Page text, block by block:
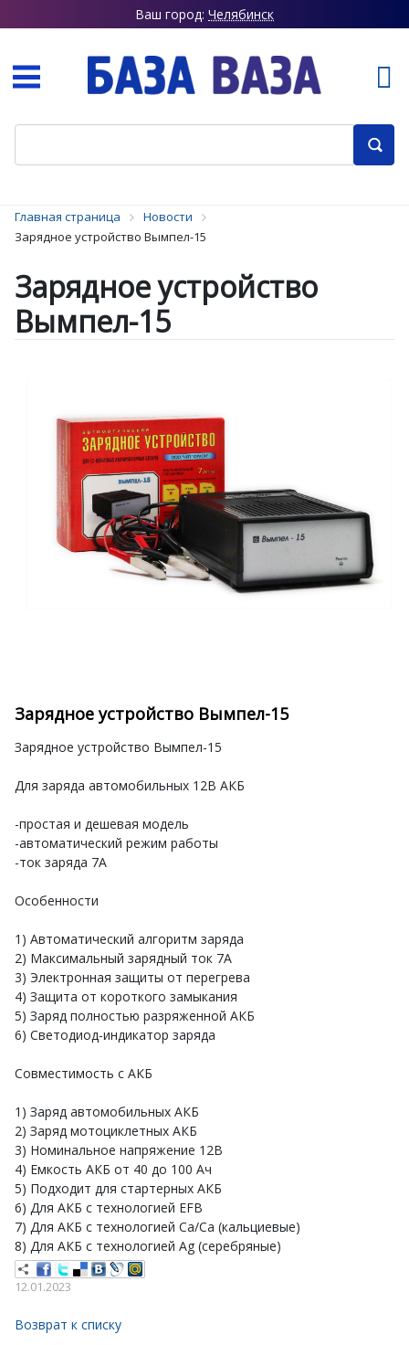
Ваш город: Челябинск
Главная страница
Новости
Зарядное устройство Вымпел-15
Зарядное устройство
Вымпел-15
Зарядное устройство Вымпел-15
Зарядное устройство Вымпел-15
Для заряда автомобильных 12В АКБ
-простая и дешевая модель
-автоматический режим работы
-ток заряда 7А
Особенности
1) Автоматический алгоритм заряда
2) Максимальный зарядный ток 7А
3) Электронная защиты от перегрева
4) Защита от короткого замыкания
5) Заряд полностью разряженной АКБ
6) Светодиод-индикатор заряда
Совместимость с АКБ
1) Заряд автомобильных АКБ
2) Заряд мотоциклетных АКБ
3) Номинальное напряжение 12В
4) Емкость АКБ от 40 до 100 Ач
5) Подходит для стартерных АКБ
6) Для АКБ с технологией EFB
7) Для АКБ с технологией Сa/Ca (кальциевые)
8) Для АКБ с технологией Ag (серебряные)
12.01.2023
Возврат к списку